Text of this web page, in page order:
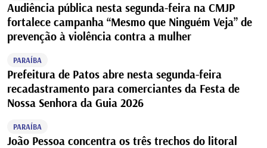
Audiência pública nesta segunda-feira na CMJP
fortalece campanha “Mesmo que Ninguém Veja” de
prevenção à violência contra a mulher
PARAÍBA
Prefeitura de Patos abre nesta segunda-feira
recadastramento para comerciantes da Festa de
Nossa Senhora da Guia 2026
PARAÍBA
João Pessoa concentra os três trechos do litoral